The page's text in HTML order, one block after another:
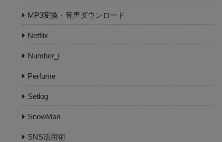
MP3変換・音声ダウンロード
Netflix
Number_i
Perfume
Setlog
SnowMan
SNS活用術